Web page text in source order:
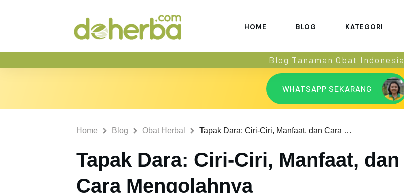
HOME BLOG KATEGORI
Blog Tanaman Obat Indonesia
WHATSAPP SEKARANG
Home Blog Obat Herbal Tapak Dara: Ciri-Ciri, Manfaat, dan Cara Mengolahnya
Tapak Dara: Ciri-Ciri, Manfaat, dan
Cara Mengolahnya